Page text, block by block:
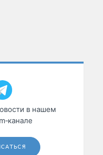
в нашем